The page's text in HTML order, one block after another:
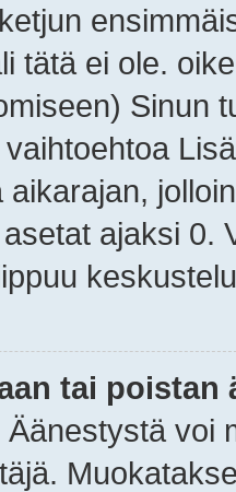
tätä ei ole.
Sinun
aikarajan,
ajaksi 0.
tai poistan
voi